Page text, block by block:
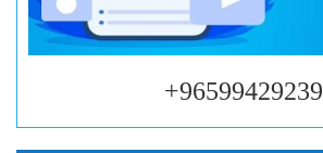
96599429239+